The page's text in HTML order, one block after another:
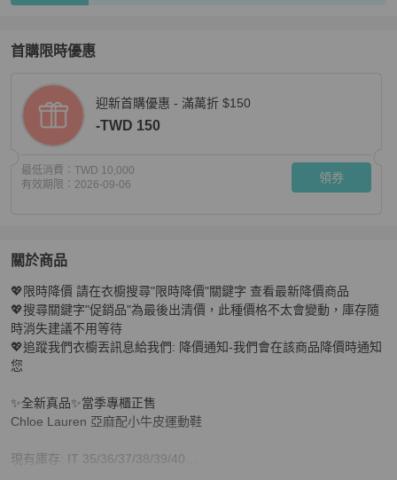
首購限時優惠
迎新首購優惠 - 滿萬折 $150
-TWD 150
最低消費： TWD 10,000
有效期限： 2026-09-06 領券
關於商品
關於Chloe Lauren 亞麻配小牛皮運動鞋 IT 35/36/37/38/39/
💖限時降價 請在衣櫥搜尋"限時降價"關鍵字 查看最新降價商品
💖搜尋關鍵字"促銷品"為最後出清價，此種價格不太會變動，庫存隨
時消失建議不用等待
💖追蹤我們衣櫥丟訊息給我們: 降價通知-我們會在該商品降價時通知
您
✨全新真品✨當季專櫃正售
Chloe Lauren 亞麻配小牛皮運動鞋
現有庫存: IT 35/36/37/38/39/40